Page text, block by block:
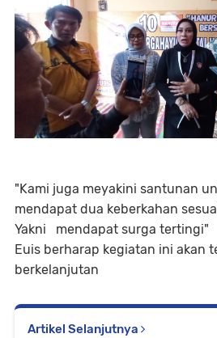
"Kami juga meyakini santunan
mendapat dua keberkahan
Yakni mendapat surga tertingi"
Euis berharap kegiatan ini akan
berkelanjutan
Artikel Selanjutnya